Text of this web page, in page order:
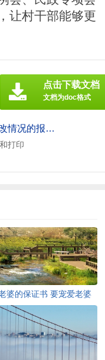
让村干部能够更
《关于对开城镇低保存在问题核查整改情况的报告[此文共992字].doc》
打印
点击下载文档
文档为doc格式
婆的保证书 要宠爱老婆
选多篇)[此文共3120字]